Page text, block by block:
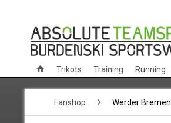
Trikots Training Running
Fanshop Werder Bremen